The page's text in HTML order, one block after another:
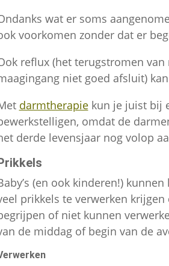
wat er soms
voorkomen zonder dat er
reflux (het terugstromen
niet goed afsluit)
darmtherapiekun je juist bij
omdat de
derde levensjaar nog volop
(en ook kinderen!)
prikkels te verwerken
of niet kunnen
de middag of begin van de